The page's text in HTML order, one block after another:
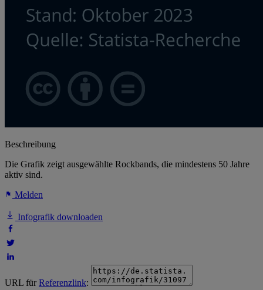
Beschreibung
Die Grafik zeigt ausgewählte Rockbands, die mindestens 50 Jahre
aktiv sind.
Melden
Infografik downloaden
URL fürReferenzlink: